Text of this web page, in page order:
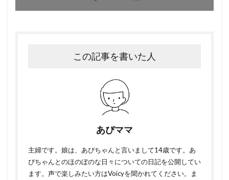
この記事を書いた人
あぴママ
主婦です。娘は、あぴちゃんと言いまして14歳です。あ
ぴちゃんとのほのぼのな日々についての日記を公開してい
ます。声で楽しみたい方はVoicyを聞かれてください。ま